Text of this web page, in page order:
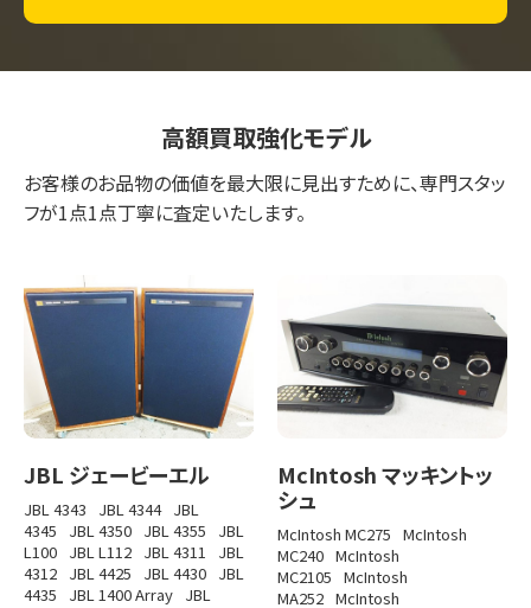
高額買取強化モデル
お客様のお品物の価値を最大限に見出すために、専門スタッ
フが1点1点丁寧に査定いたします。
JBL ジェービーエル
JBL 4343 JBL 4344 JBL
4345
JBL 4350 JBL 4355
JBL
L100 JBL L112 JBL 4311
JBL
4312 JBL 4425 JBL 4430 JBL
4435
JBL 1400 Array JBL
McIntosh マッキントッ
シュ
McIntosh MC275 McIntosh
MC240 McIntosh
MC2105 McIntosh
MA252 McIntosh